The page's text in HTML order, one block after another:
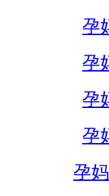
孕
孕
孕
孕
孕